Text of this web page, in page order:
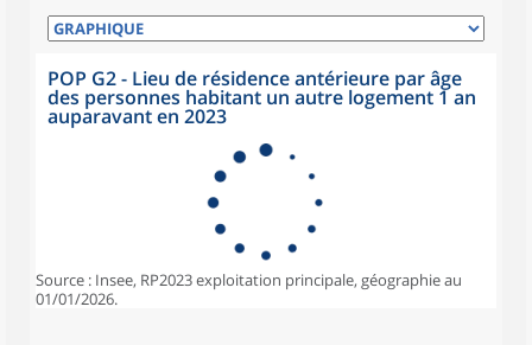
POP G2 - Lieu de résidence antérieure par âge
des personnes habitant un autre logement 1 an
auparavant en 2023
Source : Insee, RP2023 exploitation principale, géographie au
01/01/2026.